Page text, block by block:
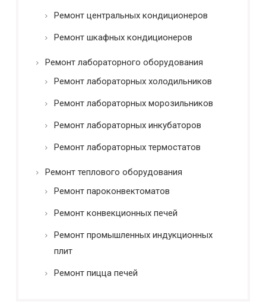
Ремонт центральных кондиционеров
Ремонт шкафных кондиционеров
Ремонт лабораторного оборудования
Ремонт лабораторных холодильников
Ремонт лабораторных морозильников
Ремонт лабораторных инкубаторов
Ремонт лабораторных термостатов
Ремонт теплового оборудования
Ремонт пароконвектоматов
Ремонт конвекционных печей
Ремонт промышленных индукционных
плит
Ремонт пицца печей